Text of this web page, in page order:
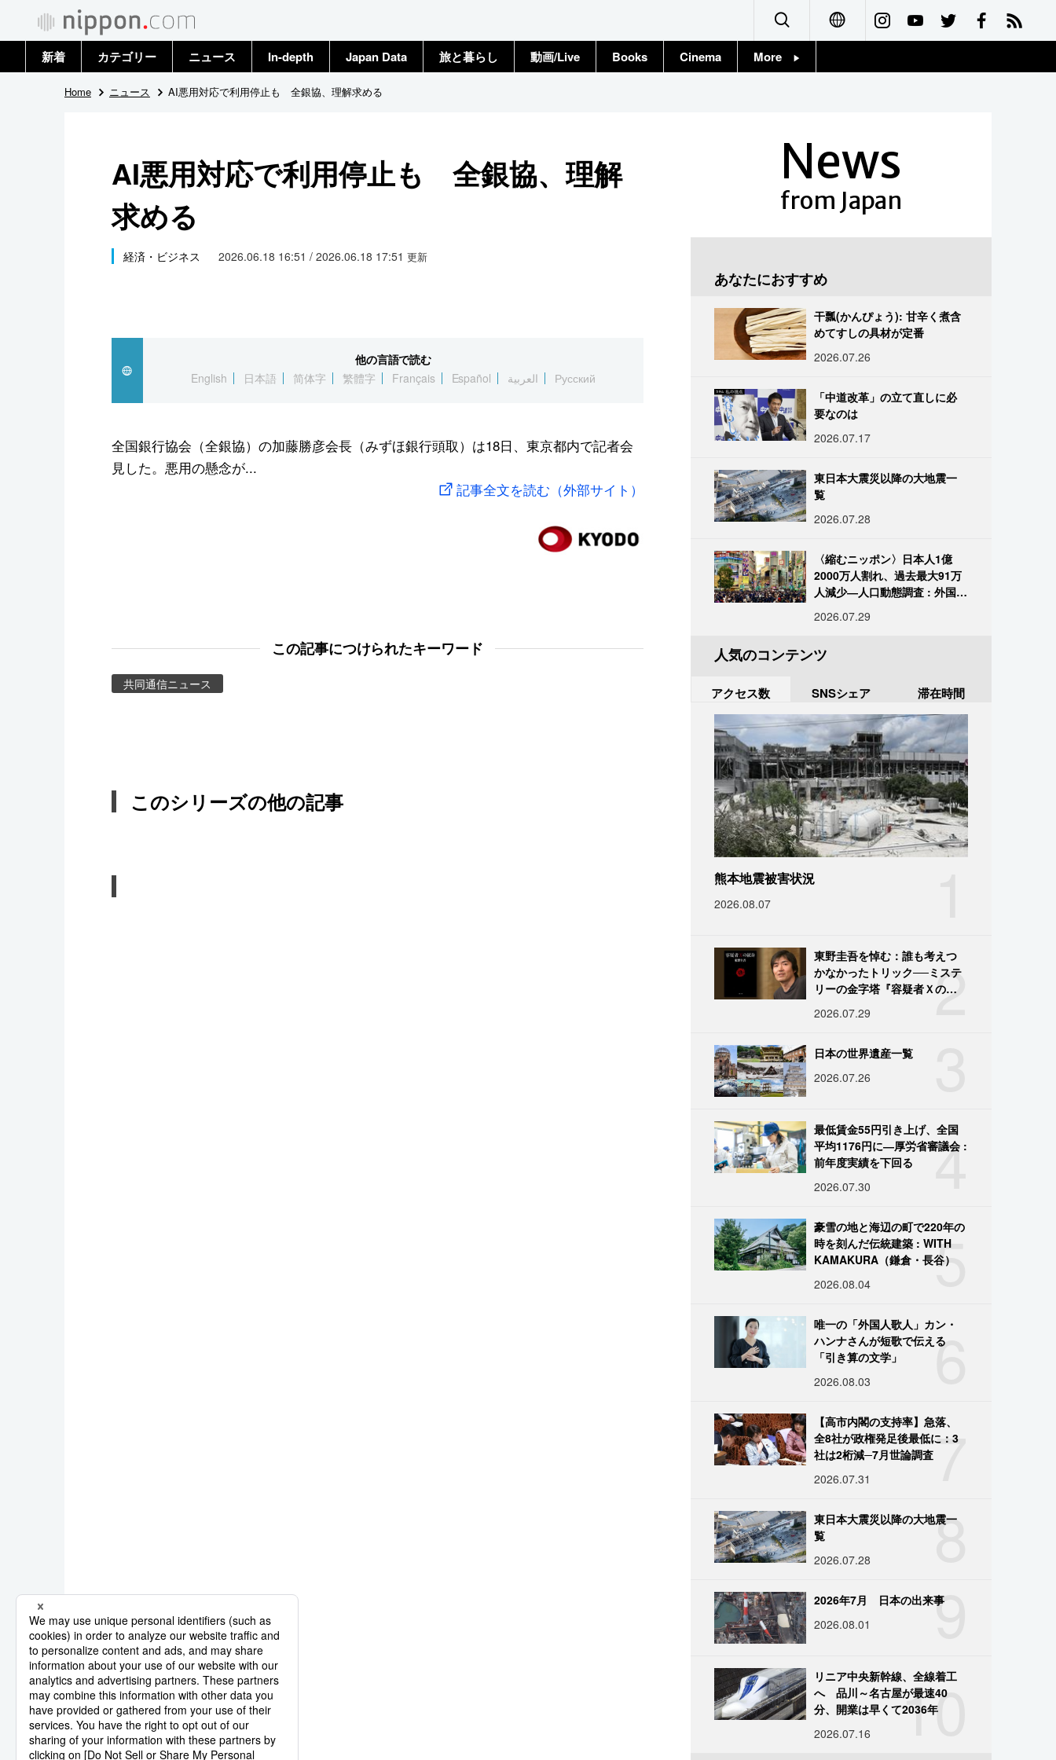
Français
新着 カテゴリー
政治・外交
国際
社会
文化
スポーツ・東京2020
ニュース
トップ
In-depth Japan Data 旅と暮らし 動画/Live Books Cinema More
Home ニュース AI悪用対応で利用停止も 全銀協、理解求める
AI悪用対応で利用停止も 全銀協、理解
求める
経済・ビジネス 2026.06.18 16:51 / 2026.06.18 17:51 更新
他の言語で読む
English
日本語 简体字 繁體字 Français Español العربية Русский
全国銀行協会（全銀協）の加藤勝彦会長（みずほ銀行頭取）は18日、東京都内で記者会
見した。悪用の懸念が...
記事全文を読む（外部サイト）
この記事につけられたキーワード
共同通信ニュース
このシリーズの他の記事
News
from Japan
あなたにおすすめ
干瓢(かんぴょう): 甘辛く煮含
めてすしの具材が定番
2026.07.26
「中道改革」の立て直しに必
要なのは
2026.07.17
東日本大震災以降の大地震一
覧
2026.07.28
〈縮むニッポン〉日本人1億
2000万人割れ、過去最大91万
人減少―人口動態調査 : 外国人
2026.07.29
人気のコンテンツ
アクセス数 SNSシェア 滞在時間
熊本地震被害状況
2026.08.07
2
東野圭吾を悼む：誰も考えつ
かなかったトリック──ミステ
リーの金字塔『容疑者Ｘの献
2026.07.29
日本の世界遺産一覧
2026.07.26
4
最低賃金55円引き上げ、全国
平均1176円に―厚労省審議会 :
前年度実績を下回る
2026.07.30
5
豪雪の地と海辺の町で220年の
時を刻んだ伝統建築 : WITH
KAMAKURA（鎌倉・長谷）
2026.08.04
6
唯一の「外国人歌人」カン・
ハンナさんが短歌で伝える
「引き算の文学」
2026.08.03
7
【高市内閣の支持率】急落、
全8社が政権発足後最低に：3
社は2桁減─7月世論調査
2026.07.31
8
東日本大震災以降の大地震一
覧
2026.07.28
9
2026年7月 日本の出来事
2026.08.01
10
リニア中央新幹線、全線着工
へ 品川～名古屋が最速40
分、開業は早くて2036年
2026.07.16